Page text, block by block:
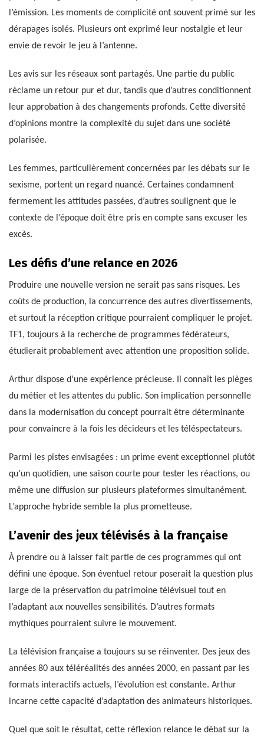
l’émission. Les moments de complicité ont souvent primé sur les
dérapages isolés. Plusieurs ont exprimé leur nostalgie et leur
envie de revoir le jeu à l’antenne.
Les avis sur les réseaux sont partagés. Une partie du public
réclame un retour pur et dur, tandis que d’autres conditionnent
leur approbation à des changements profonds. Cette diversité
d’opinions montre la complexité du sujet dans une société
polarisée.
Les femmes, particulièrement concernées par les débats sur le
sexisme, portent un regard nuancé. Certaines condamnent
fermement les attitudes passées, d’autres soulignent que le
contexte de l’époque doit être pris en compte sans excuser les
excès.
Les défis d’une relance en 2026
Produire une nouvelle version ne serait pas sans risques. Les
coûts de production, la concurrence des autres divertissements,
et surtout la réception critique pourraient compliquer le projet.
TF1, toujours à la recherche de programmes fédérateurs,
étudierait probablement avec attention une proposition solide.
Arthur dispose d’une expérience précieuse. Il connaît les pièges
du métier et les attentes du public. Son implication personnelle
dans la modernisation du concept pourrait être déterminante
pour convaincre à la fois les décideurs et les téléspectateurs.
Parmi les pistes envisagées : un prime event exceptionnel plutôt
qu’un quotidien, une saison courte pour tester les réactions, ou
même une diffusion sur plusieurs plateformes simultanément.
L’approche hybride semble la plus prometteuse.
L’avenir des jeux télévisés à la française
À prendre ou à laisser fait partie de ces programmes qui ont
défini une époque. Son éventuel retour poserait la question plus
large de la préservation du patrimoine télévisuel tout en
l’adaptant aux nouvelles sensibilités. D’autres formats
mythiques pourraient suivre le mouvement.
La télévision française a toujours su se réinventer. Des jeux des
années 80 aux téléréalités des années 2000, en passant par les
formats interactifs actuels, l’évolution est constante. Arthur
incarne cette capacité d’adaptation des animateurs historiques.
Quel que soit le résultat, cette réflexion relance le débat sur la